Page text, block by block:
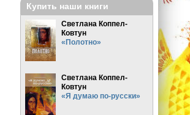
Купить наши книги
Светлана Коппел-
Ковтун
«Полотно»
Светлана Коппел-
Ковтун
«Я думаю по-русски»